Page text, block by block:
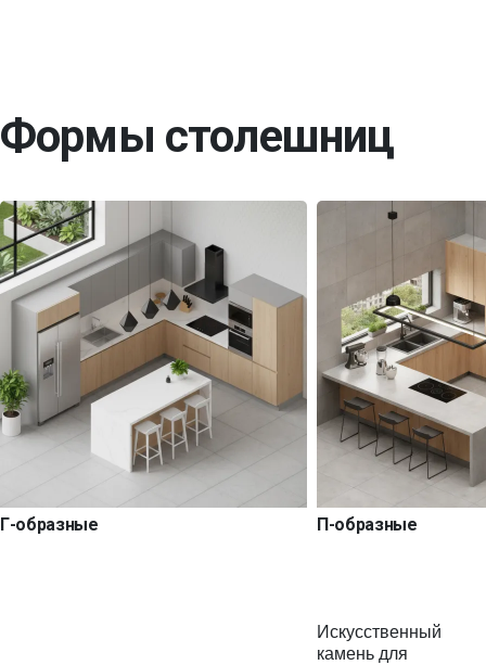
Формы столешниц
Г-образные П-образные
Искусственный
камень для